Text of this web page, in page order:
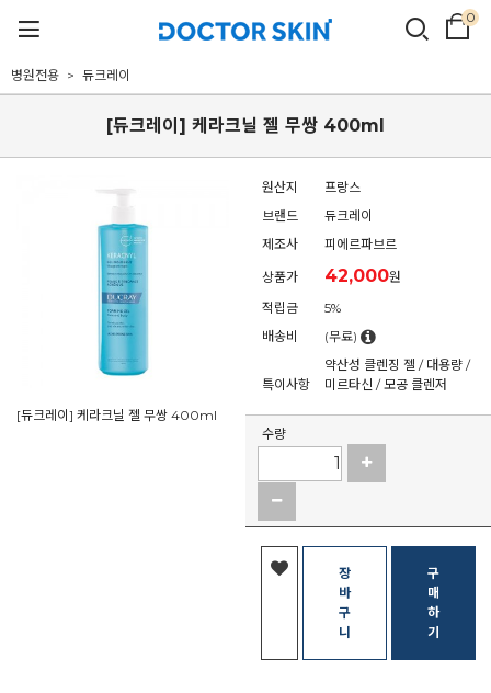
0
병원전용 듀크레이
[듀크레이] 케라크닐 젤 무쌍 400ml
[듀크레이] 케라크닐 젤 무쌍 400ml
원산지
프랑스
브랜드
듀크레이
제조사
피에르파브르
상품가
42,000원
적립금
5%
배송비
(무료)
특이사항
약산성 클렌징 젤 / 대용량 /
미르타신 / 모공 클렌저
수량
장
바
구
니
구
매
하
기